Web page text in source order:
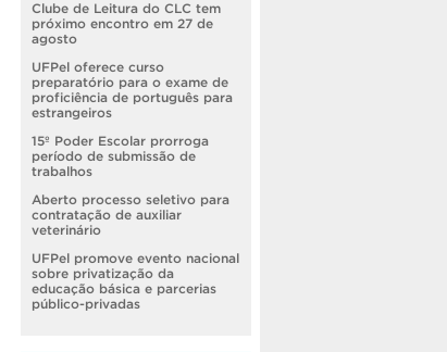
Clube de Leitura do CLC tem
próximo encontro em 27 de
agosto
UFPel oferece curso
preparatório para o exame de
proficiência de português para
estrangeiros
15º Poder Escolar prorroga
período de submissão de
trabalhos
Aberto processo seletivo para
contratação de auxiliar
veterinário
UFPel promove evento nacional
sobre privatização da
educação básica e parcerias
público-privadas